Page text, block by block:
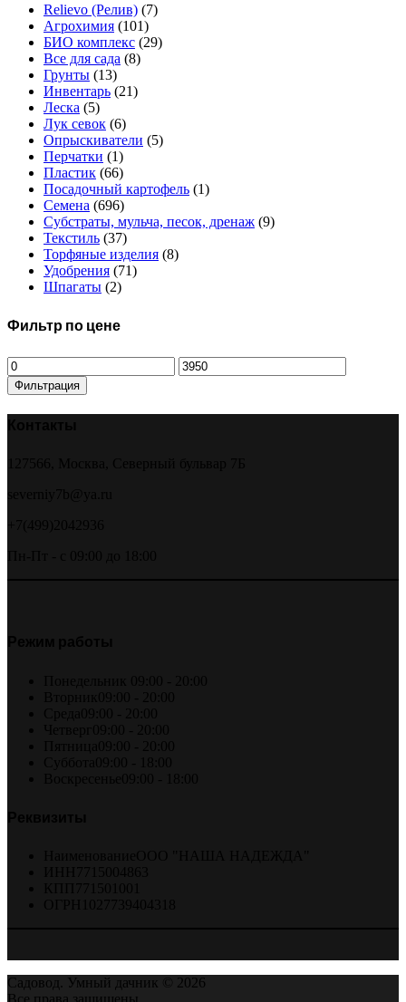
Relievo (Релив) (7)
Агрохимия (101)
БИО комплекс (29)
Все для сада (8)
Грунты (13)
Инвентарь (21)
Леска (5)
Лук севок (6)
Опрыскиватели (5)
Перчатки (1)
Пластик (66)
Посадочный картофель (1)
Семена (696)
Субстраты, мульча, песок, дренаж (9)
Текстиль (37)
Торфяные изделия (8)
Удобрения (71)
Шпагаты (2)
Фильтр по цене
Минимальная
цена
Максимальная
цена
Фильтрация
Садовод. Умный дачник © 2026
Все права защищены.